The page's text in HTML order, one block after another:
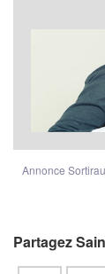
Annonce
Partagez